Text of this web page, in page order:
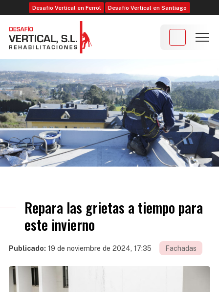
Desafío Vertical en Ferrol Desafío Vertical en Santiago
Repara las grietas a tiempo para
este invierno
Publicado: 19 de noviembre de 2024, 17:35 Fachadas